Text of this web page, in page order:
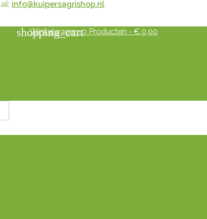
info@kuipersagrishop.nl
shopping_cart
Winkelwagen: 0 Producten - € 0,00